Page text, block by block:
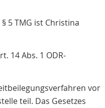
5 TMG ist Christina
14 Abs. 1 ODR-
vor
teil. Das Gesetzes